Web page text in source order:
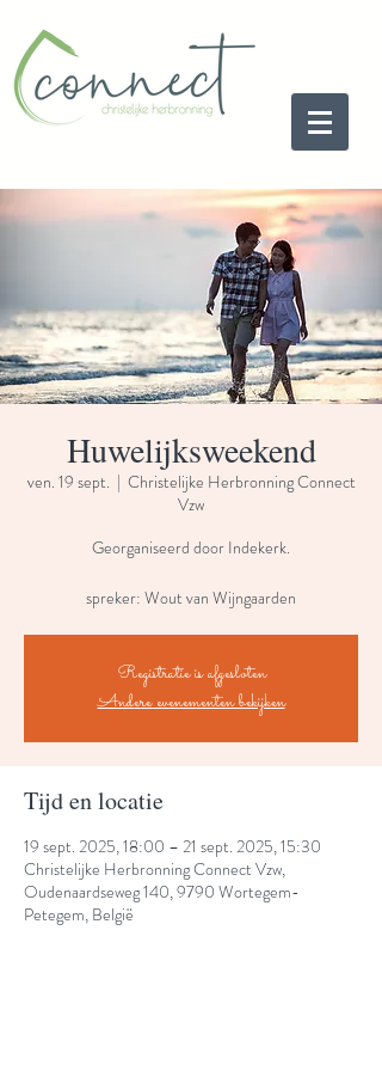
Huwelijksweekend
ven. 19 sept.
  |
Christelijke Herbronning Connect
Vzw
Georganiseerd door Indekerk.
spreker: Wout van Wijngaarden
Registratie is afgesloten
Andere evenementen bekijken
Tijd en locatie
19 sept. 2025, 18:00 – 21 sept. 2025, 15:30
Christelijke Herbronning Connect Vzw,
Oudenaardseweg 140, 9790 Wortegem-
Petegem, België